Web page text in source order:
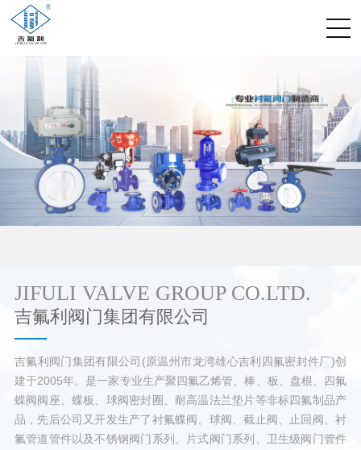
JIFULI VALVE GROUP CO.LTD.
吉氟利阀门集团有限公司
吉氟利阀门集团有限公司(原温州市龙湾雄心吉利四氟密封件厂)创
建于2005年。是一家专业生产聚四氟乙烯管、棒、板、盘根、四氟
蝶阀阀座、蝶板、球阀密封圈、耐高温法兰垫片等非标四氟制品产
品，先后公司又开发生产了衬氟蝶阀、球阀、截止阀、止回阀、衬
氟管道管件以及不锈钢阀门系列、片式阀门系列、卫生级阀门管件